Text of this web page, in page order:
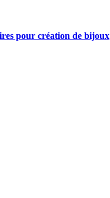
pour création de bijoux